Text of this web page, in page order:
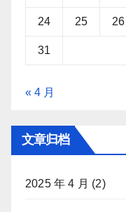
24 25 26
31
« 4 月
文章归档
2025 年 4 月 (2)